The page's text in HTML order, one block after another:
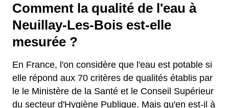
Comment la qualité de l'eau à
Neuillay-Les-Bois est-elle
mesurée ?
En France, l'on considère que l'eau est potable si
elle répond aux 70 critères de qualités établis par
le le Ministère de la Santé et le Conseil Supérieur
du secteur d'Hygiène Publique. Mais qu'en est-il à